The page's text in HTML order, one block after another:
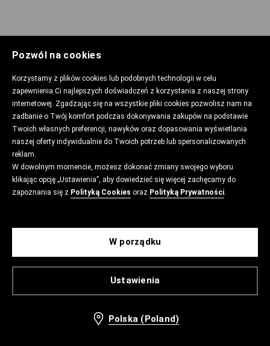
Pozwól na cookies
Korzystamy z plików cookies lub podobnych technologii w celu
zapewnienia Ci najlepszych doświadczeń z korzystania z naszej strony
internetowej. Zgadzając się na wszystkie pliki cookies pozwolisz nam na
zadbanie o Twój komfort podczas dokonywania zakupów na podstawie
Twoich własnych preferencji, nawyków oraz dopasowania wyświetlania
naszej oferty indywidualnie do Twoich potrzeb lub spersonalizowanych
reklam.
W dowolnym momencie, możesz dokonać zmiany swojego wyboru
klikając opcję „Ustawienia”, aby dowiedzieć się więcej zachęcamy do
zapoznania się z Polityką Cookies oraz Polityką Prywatności.
Ustawienia
W porządku
Polska (Poland)